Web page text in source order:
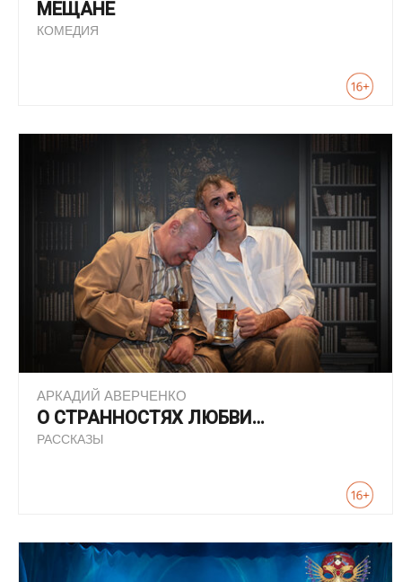
МЕЩАНЕ
КОМЕДИЯ
АРКАДИЙ АВЕРЧЕНКО
О СТРАННОСТЯХ ЛЮБВИ…
РАССКАЗЫ